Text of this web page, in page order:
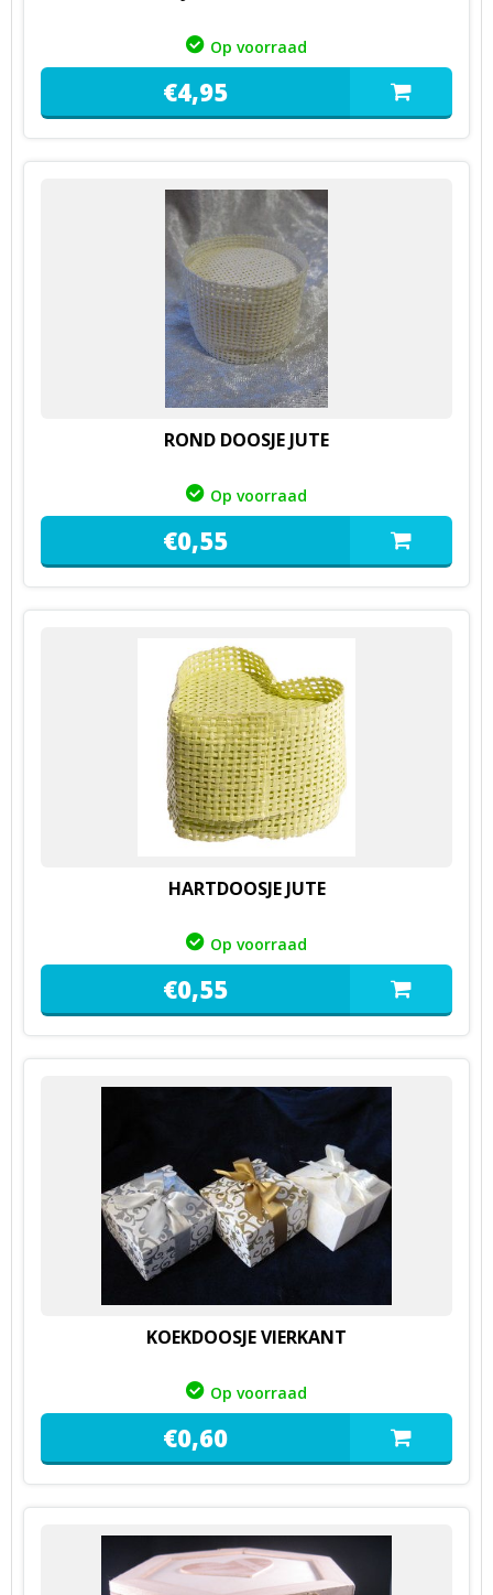
Op voorraad
€4,95
ROND DOOSJE JUTE
Op voorraad
€0,55
HARTDOOSJE JUTE
Op voorraad
€0,55
KOEKDOOSJE VIERKANT
Op voorraad
€0,60